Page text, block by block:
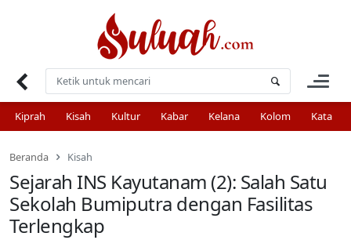
Kiprah Kisah Kultur Kabar Kelana Kolom Kata
Beranda Kisah
Sejarah INS Kayutanam (2): Salah Satu
Sekolah Bumiputra dengan Fasilitas
Terlengkap